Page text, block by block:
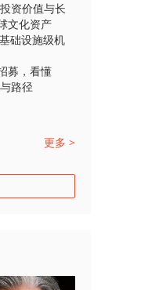
资价值与长
文化资产
础设施级机
募，看懂
路径
更多 >